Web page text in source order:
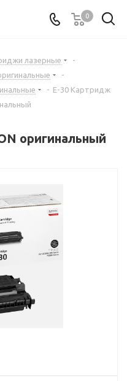
0
лазерные
-
-
- E-30 Картридж
оригинальный